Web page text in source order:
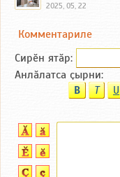
2025, 05, 22
Комментариле
Сирӗн ятӑp:
Анлӑлатса ҫырни:
B T U